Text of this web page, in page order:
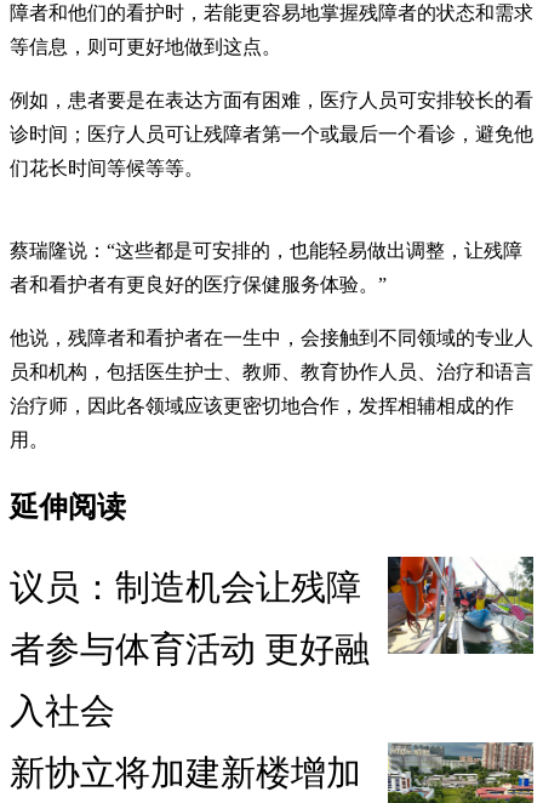
障者和他们的看护时，若能更容易地掌握残障者的状态和需求
等信息，则可更好地做到这点。
例如，患者要是在表达方面有困难，医疗人员可安排较长的看
诊时间；医疗人员可让残障者第一个或最后一个看诊，避免他
们花长时间等候等等。
蔡瑞隆说：“这些都是可安排的，也能轻易做出调整，让残障
者和看护者有更良好的医疗保健服务体验。”
他说，残障者和看护者在一生中，会接触到不同领域的专业人
员和机构，包括医生护士、教师、教育协作人员、治疗和语言
治疗师，因此各领域应该更密切地合作，发挥相辅相成的作
用。
延伸阅读
议员：制造机会让残障
者参与体育活动 更好融
入社会
新协立将加建新楼增加